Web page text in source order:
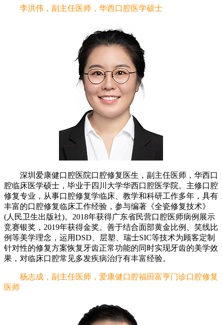
李洪伟，副主任医师，华西口腔医学硕士
深圳爱康健口腔医院口腔修复医生，副主任医师，华西口
腔临床医学硕士，毕业于四川大学华西口腔医学院。主修口腔
修复专业，从事口腔修复学临床、教学和科研工作多年，具有
丰富的口腔修复临床工作经验，参与编著《全瓷修复技术》
(人民卫生出版社)。2018年获得广东省民营口腔医师病例展示
竞赛银奖，2019年获得金奖。善于结合面部黄金比例、笑线比
例等美学理念，运用DSD、层塑、瑞士SIC等技术为顾客定制
针对性的修复方案恢复牙齿正常功能的同时实现牙齿的美学效
果，对临床口腔常见多发疾病治疗有丰富经验。
杨志成，副主任医师，爱康健口腔福田富亨门诊口腔修复
医师